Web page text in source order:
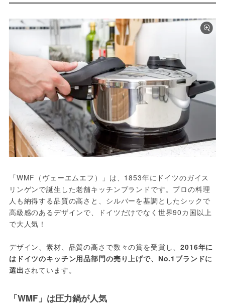
「WMF（ヴェーエムエフ）」は、1853年にドイツのガイス
リンゲンで誕生した老舗キッチンブランドです。プロの料理
人も納得する品質の高さと、シルバーを基調としたシックで
高級感のあるデザインで、ドイツだけでなく世界90カ国以上
で大人気！
デザイン、素材、品質の高さで数々の賞を受賞し、2016年に
はドイツのキッチン用品部門の売り上げで、No.1ブランドに
選出 されています。
「WMF」は圧力鍋が人気